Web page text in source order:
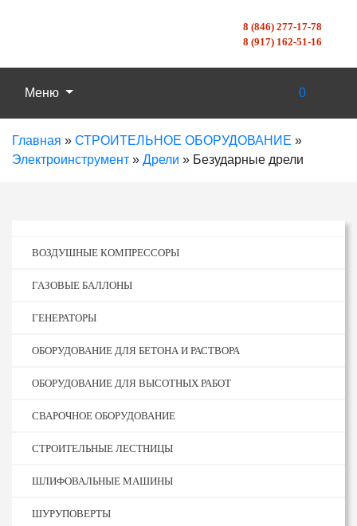
8 (846) 277-17-78
8 (917) 162-51-16
Меню 0
Главная » СТРОИТЕЛЬНОЕ ОБОРУДОВАНИЕ »
Электроинструмент » Дрели » Безударные дрели
ВОЗДУШНЫЕ КОМПРЕССОРЫ
ГАЗОВЫЕ БАЛЛОНЫ
ГЕНЕРАТОРЫ
ОБОРУДОВАНИЕ ДЛЯ БЕТОНА И РАСТВОРА
ОБОРУДОВАНИЕ ДЛЯ ВЫСОТНЫХ РАБОТ
СВАРОЧНОЕ ОБОРУДОВАНИЕ
СТРОИТЕЛЬНЫЕ ЛЕСТНИЦЫ
ШЛИФОВАЛЬНЫЕ МАШИНЫ
ШУРУПОВЕРТЫ